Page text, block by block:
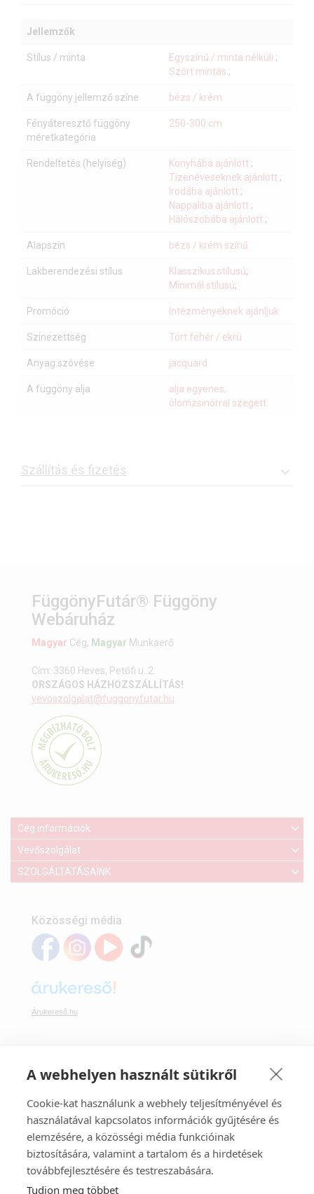
A webhelyen használt sütikről
Cookie-kat használunk a webhely teljesítményével és
használatával kapcsolatos információk gyűjtésére és
elemzésére, a közösségi média funkcióinak
biztosítására, valamint a tartalom és a hirdetések
továbbfejlesztésére és testreszabására.
Tudjon meg többet
Jellemzők
Stílus / minta Egyszínű / minta nélküli ;
Szórt mintás ;
A függöny jellemző színe bézs / krém
Fényáteresztő függöny
méretkategória
250-300 cm
Rendeltetés (helyiség) Konyhába ajánlott ;
Tizenéveseknek ajánlott ;
Irodába ajánlott ;
Nappaliba ajánlott ;
Hálószobába ajánlott ;
Alapszín bézs / krém színű
Lakberendezési stílus Klasszikus stílusú;
Minimál stílusú;
Promóció Intézményeknek ajánljuk
Szinezettség Tört fehér / ekrü
Anyag szövése jacquard
A függöny alja
alja egyenes,
ólomzsinórral szegett
Szállítás és fizetés
FüggönyFutár® Függöny
Webáruház
Magyar Cég, Magyar Munkaerő
Cím: 3360 Heves, Petőfi u. 2.
ORSZÁGOS HÁZHOZSZÁLLÍTÁS!
vevoszolgalat@fuggonyfutar.hu
Cég információk
Vevőszolgálat
SZOLGÁLTATÁSAINK
Közösségi média
Árukereső.hu
Webáruházunkban bankkártyával is fizethet: